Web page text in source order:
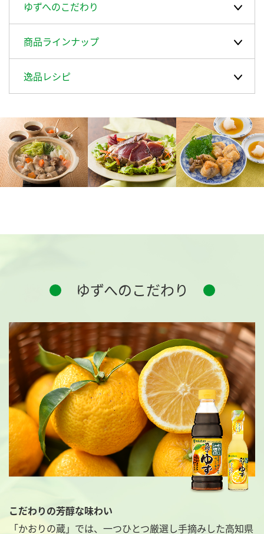
クイック調味料
ふりかけ おすしの素
納豆 Fibee
かおりの蔵
鍋なび
納豆のサイト
PIN印
千夜
スペシャルサイト
お酢を知ろう！
ミツカンのCM
人気商品 ＋ おすすめレシピ
ミツカンの歴史
水の文化センター（アーカイブ）
MIM（ミツカンミュージアム）
各部門が大切にしていること
おいしさと健康への取り組み
キッザニア東京「ぽん酢工房」
お客様相談センター
販売終了製品のご案内
よくあるご質問
お問い合わせ
検索
業務用サイト ミツカングループについて 製造所固有記号一覧
ゆずへのこだわり
商品ラインナップ
逸品レシピ
ゆずへのこだわり
こだわりの芳醇な味わい
「かおりの蔵」では、一つひとつ厳選し手摘みした高知県